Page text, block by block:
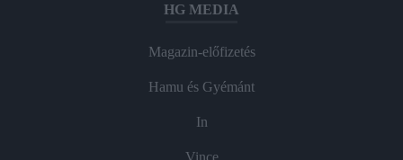
HG MEDIA
Magazin-előfizetés
Hamu és Gyémánt
In